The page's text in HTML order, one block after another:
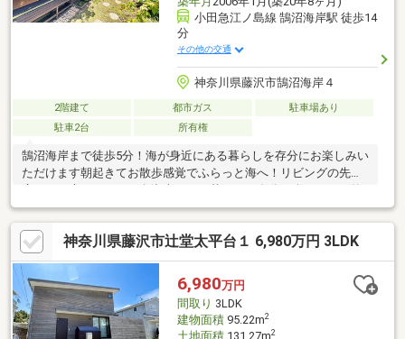
小田急江ノ島線 鵠沼海岸駅 徒歩14
分
その他の交通
神奈川県藤沢市鵠沼海岸４
2階建て 都市ガス
駐車場あり
駐車2台
所有権
鵠沼海岸まで徒歩5分！海が身近にある暮らしを存分にお楽しみい
ただけます朝起きてお散歩感覚でふらっと海へ！リビングの先に
50坪近いゆとりある敷地に建物面積は33坪の4LDKと間取りも充実
カースペースは2台分確保しており来客時にも安心空室のため内覧
随時受付しておりますお気軽にお問い合わせ下さいませ！！
神奈川県藤沢市辻堂太平台１ 6,980万円 3LDK
6,980万円
間取り 3LDK
建物面積95.22m2
2